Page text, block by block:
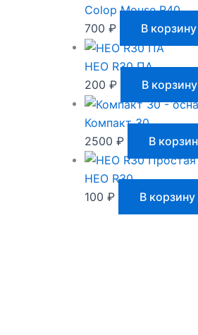
Colop Mouse R40
700 ₽ В корзину
НЕО R30 ПА
200 ₽ В корзину
Компакт 30
2500 ₽ В
НЕО R30
100 ₽ В корзину